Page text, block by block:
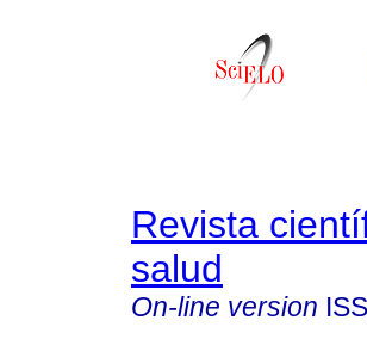
Revista
salud
On-line version